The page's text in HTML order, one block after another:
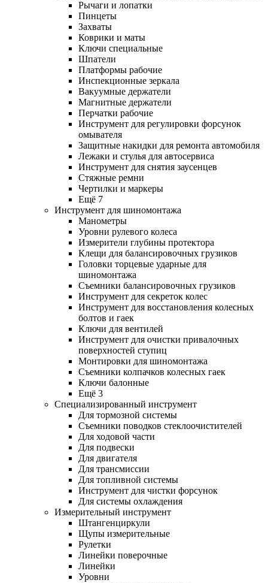
Рычаги и лопатки
Пинцеты
Захваты
Коврики и маты
Ключи специальные
Шпатели
Платформы рабочие
Инспекционные зеркала
Вакуумные держатели
Магнитные держатели
Перчатки рабочие
Инструмент для регулировки форсунок
омывателя
Защитные накидки для ремонта автомобиля
Лежаки и стулья для автосервиса
Инструмент для снятия заусенцев
Стяжные ремни
Чертилки и маркеры
Ещё 7
Инструмент для шиномонтажа
Манометры
Уровни рулевого колеса
Измерители глубины протектора
Клещи для балансировочных грузиков
Головки торцевые ударные для
шиномонтажа
Съемники балансировочных грузиков
Инструмент для секреток колес
Инструмент для восстановления колесных
болтов и гаек
Ключи для вентилей
Инструмент для очистки привалочных
поверхностей ступиц
Монтировки для шиномонтажа
Съемники колпачков колесных гаек
Ключи балонные
Ещё 3
Специализированный инструмент
Для тормозной системы
Съемники поводков стеклоочистителей
Для ходовой части
Для подвески
Для двигателя
Для трансмиссии
Для топливной системы
Инструмент для чистки форсунок
Для системы охлаждения
Измерительный инструмент
Штангенциркули
Щупы измерительные
Рулетки
Линейки поверочные
Линейки
Уровни